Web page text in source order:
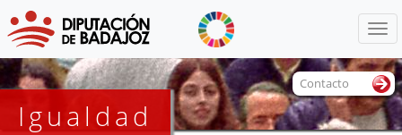
Igualdad
Contacto